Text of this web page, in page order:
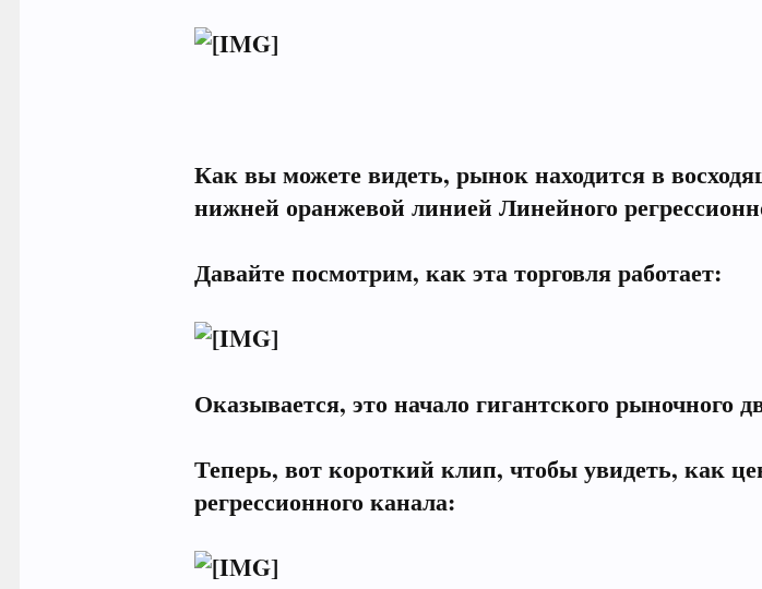
Как вы можете видеть, рынок находится в
нижней оранжевой линией Линейного
Давайте посмотрим, как эта торговля работает:
Оказывается, это начало гигантского рыночного
Теперь, вот короткий клип, чтобы увидеть, как
регрессионного канала: